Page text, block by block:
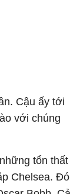
Cậu ấy tới
với chúng
tổn thất
Chelsea. Đó